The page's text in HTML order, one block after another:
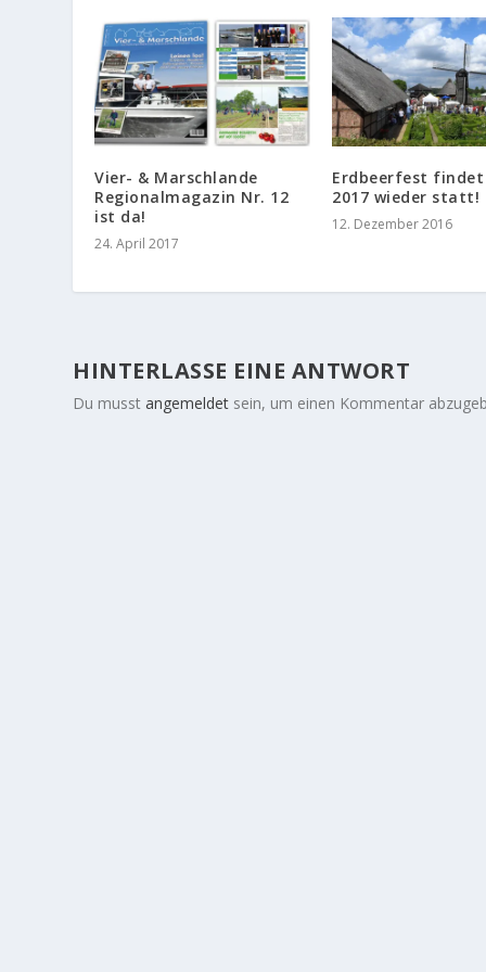
Vier- & Marschlande
Regionalmagazin Nr. 12
ist da!
24. April 2017
Erdbeerfest findet
2017 wieder statt!
12. Dezember 2016
HINTERLASSE EINE ANTWORT
Du musstangemeldet sein, um einen Kommentar